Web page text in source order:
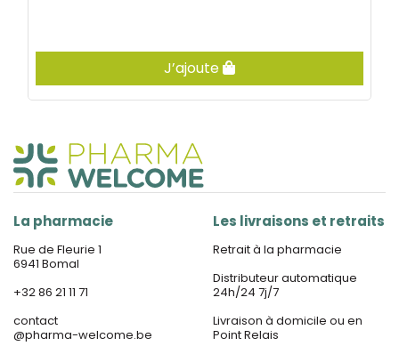
J’ajoute
La pharmacie
Rue de Fleurie 1
6941 Bomal
+32 86 21 11 71
contact
@pharma-welcome.be
Les livraisons et retraits
Retrait à la pharmacie
Distributeur automatique
24h/24 7j/7
Livraison à domicile ou en
Point Relais